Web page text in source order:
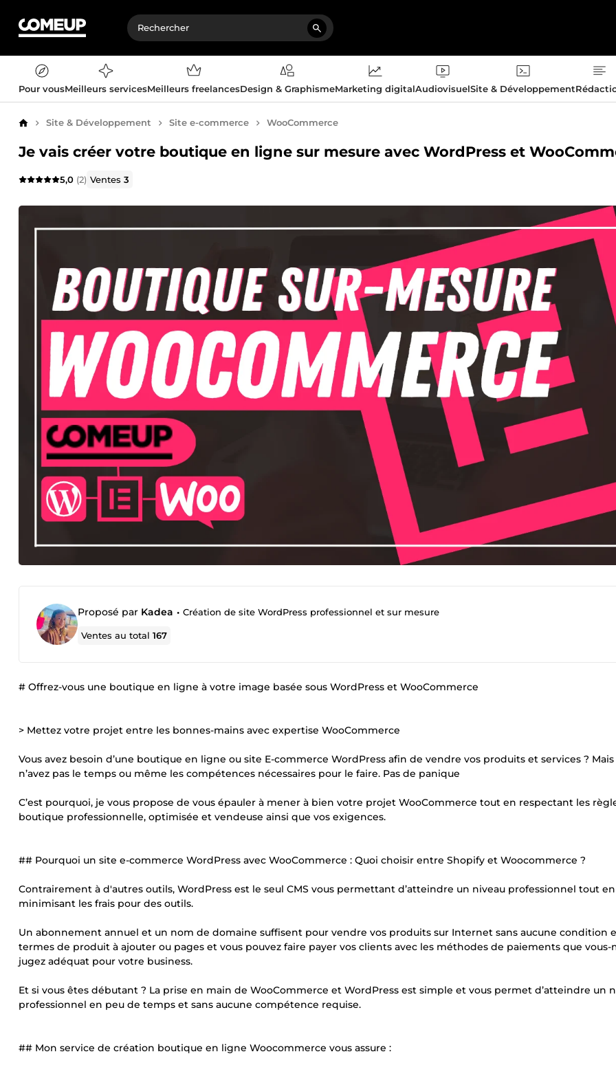
Pour vousMeilleurs servicesMeilleurs freelancesDesign & GraphismeMarketing digitalAudiovisuelSite & Développement
AccueilSite & Développement Site e-commerce WooCommerce
Je vais créer votre boutique en ligne sur mesure avec WordPress et
5,0 (2) Ventes3
Proposé par Kadea • Création de site WordPress professionnel et sur mesure
Ventes au total167
# Offrez-vous une boutique en ligne à votre image basée sous WordPress et WooCommerce
> Mettez votre projet entre les bonnes-mains avec expertise WooCommerce
Vous avez besoin d’une boutique en ligne ou site E-commerce WordPress afin de vendre vos produits et services ? Mais
n’avez pas le temps ou même les compétences nécessaires pour le faire. Pas de panique
C’est pourquoi, je vous propose de vous épauler à mener à bien votre projet WooCommerce tout en respectant les
boutique professionnelle, optimisée et vendeuse ainsi que vos exigences.
## Pourquoi un site e-commerce WordPress avec WooCommerce : Quoi choisir entre Shopify et Woocommerce ?
Contrairement à d'autres outils, WordPress est le seul CMS vous permettant d’atteindre un niveau professionnel tout en
minimisant les frais pour des outils.
Un abonnement annuel et un nom de domaine suffisent pour vendre vos produits sur Internet sans aucune condition
termes de produit à ajouter ou pages et vous pouvez faire payer vos clients avec les méthodes de paiements que vous-
jugez adéquat pour votre business.
Et si vous êtes débutant ? La prise en main de WooCommerce et WordPress est simple et vous permet d’atteindre un
professionnel en peu de temps et sans aucune compétence requise.
## Mon service de création boutique en ligne Woocommerce vous assure :